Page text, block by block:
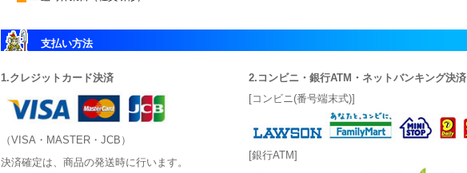
支払い方法
1.クレジットカード決済
（VISA・MASTER・JCB）
決済確定は、商品の発送時に行います。
2.コンビニ・銀行ATM・ネットバンキング決済
[コンビニ(番号端末式)]
[銀行ATM]